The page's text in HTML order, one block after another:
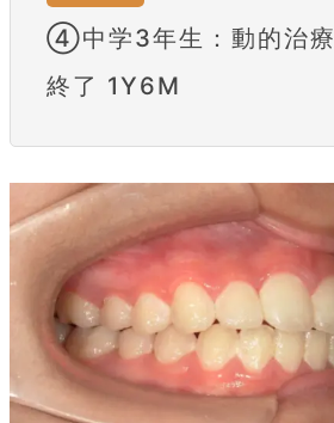
④中学3年生：動的治療
終了 1Y6M